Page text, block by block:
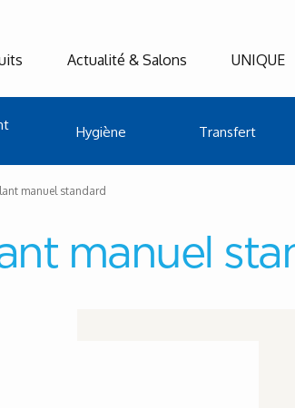
Hygiène Transfert
Actualité & Salons UNIQUE
manuel standard
manuel